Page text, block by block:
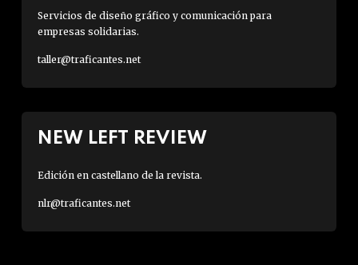
Servicios de diseño gráfico y comunicación para
empresas solidarias.
taller@traficantes.net
NEW LEFT REVIEW
Edición en castellano de la revista.
nlr@traficantes.net